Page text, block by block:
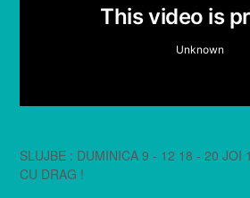
SLUJBE : DUMINICA 9 - 12 18 - 20 JOI
CU DRAG !